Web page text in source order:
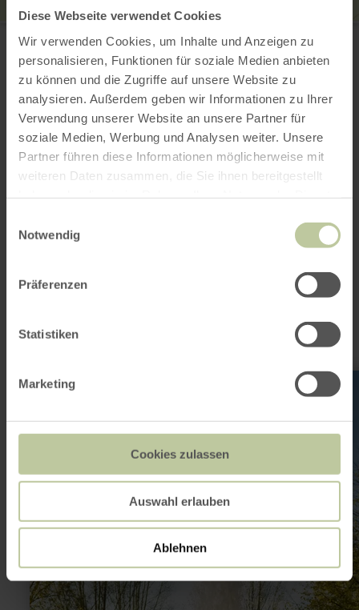
Diese Webseite verwendet Cookies
Wir verwenden Cookies, um Inhalte und Anzeigen zu
personalisieren, Funktionen für soziale Medien anbieten
zu können und die Zugriffe auf unsere Website zu
analysieren. Außerdem geben wir Informationen zu Ihrer
Verwendung unserer Website an unsere Partner für
soziale Medien, Werbung und Analysen weiter. Unsere
Partner führen diese Informationen möglicherweise mit
weiteren Daten zusammen, die Sie ihnen bereitgestellt
Notwendig
Präferenzen
Statistiken
Marketing
Cookies zulassen
Auswahl erlauben
Ablehnen
Wallstraße 23
54576 Hillesheim
E-Mail
Webseite
Anreise planen
in Karte anzeigen
Das könnte auch
sein
mehr
erfahren